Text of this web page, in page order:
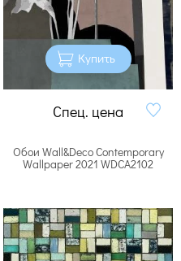
Купить
Спец. цена
Обои Wall&Deco Contemporary
Wallpaper 2021 WDCA2102